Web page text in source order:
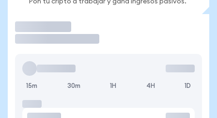
Pon tu cripto a trabajar y gana ingresos pasivos.
15m 30m 1H 4H 1D